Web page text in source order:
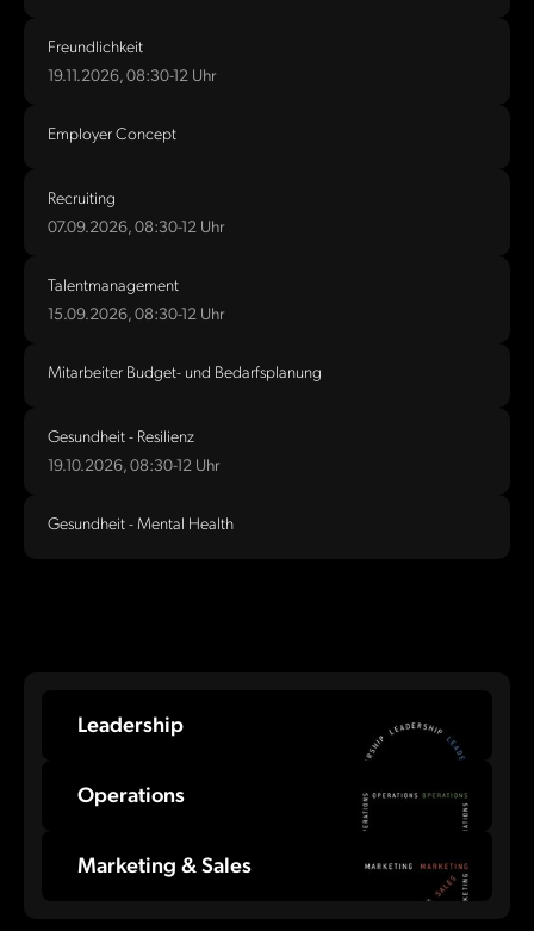
Freundlichkeit
19.11.2026, 08:30-12 Uhr
Employer Concept
Recruiting
07.09.2026, 08:30-12 Uhr
Talentmanagement
15.09.2026, 08:30-12 Uhr
Mitarbeiter Budget- und Bedarfsplanung
Gesundheit - Resilienz
19.10.2026, 08:30-12 Uhr
Gesundheit - Mental Health
Leadership
Operations
Marketing & Sales